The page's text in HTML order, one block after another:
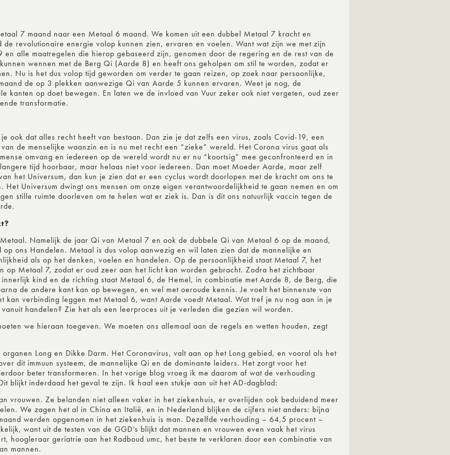
7 maand naar een Metaal 6 maand. We komen uit een dubbel Metaal 7 kracht en
revolutionaire energie volop kunnen zien, ervaren en voelen. Want wat zijn we met zijn
alle maatregelen die hierop gebaseerd zijn, genomen door de regering en de rest van de
wennen met de Berg Qi (Aarde 8) en heeft ons geholpen om stil te worden, zodat er
Nu is het dus volop tijd geworden om verder te gaan reizen, op zoek naar persoonlijke,
de op 3 plekken aanwezige Qi van Aarde 5 kunnen ervaren. Weet je nog, de
kanten op doet bewegen. En laten we de invloed van Vuur zeker ook niet vergeten, oud zeer
transformatie.
ook dat alles recht heeft van bestaan. Dan zie je dat zelfs een virus, zoals Covid-19, een
de menselijke waanzin en is nu met recht een “zieke” wereld. Het Corona virus gaat als
omvang en iedereen op de wereld wordt nu er nu “koortsig” mee geconfronteerd en in
tijd hoorbaar, maar helaas niet voor iedereen. Dan moet Moeder Aarde, maar zelf
het Universum, dan kun je zien dat er een cyclus wordt doorlopen met de kracht om ons te
Universum dwingt ons mensen om onze eigen verantwoordelijkheid te gaan nemen en om
stille ruimte doorleven om te helen wat er ziek is. Dan is dit ons natuurlijk vaccin tegen de
Namelijk de jaar Qi van Metaal 7 en ook de dubbele Qi van Metaal 6 op de maand,
ons Handelen. Metaal is dus volop aanwezig en wil laten zien dat de mannelijke en
als op het denken, voelen en handelen. Op de persoonlijkheid staat Metaal 7, het
op Metaal 7, zodat er oud zeer aan het licht kan worden gebracht. Zodra het zichtbaar
kind en de richting staat Metaal 6, de Hemel, in combinatie met Aarde 8, de Berg, die
de andere kant kan op bewegen, en wel met oeroude kennis. Je voelt het binnenste van
kan verbinding leggen met Metaal 6, want Aarde voedt Metaal. Wat tref je nu nog aan in je
handelen? Zie het als een leerproces uit je verleden die gezien wil worden.
we hieraan toegeven. We moeten ons allemaal aan de regels en wetten houden, zegt
Long en Dikke Darm. Het Coronavirus, valt aan op het Long gebied, en vooral als het
dit immuun systeem, de mannelijke Qi en de dominante leiders. Het zorgt voor het
beter transformeren. In het vorige blog vroeg ik me daarom af wat de verhouding
blijkt inderdaad het geval te zijn. Ik haal een stukje aan uit het AD-dagblad:
vrouwen. Ze belanden niet alleen vaker in het ziekenhuis, er overlijden ook beduidend meer
We zagen het al in China en Italië, en in Nederland blijken de cijfers niet anders: bijna
werden opgenomen in het ziekenhuis is man. Dezelfde verhouding – 64,5 procent –
want uit de testen van de GGD’s blijkt dat mannen en vrouwen even vaak het virus
hoogleraar geriatrie aan het Radboud umc, het beste te verklaren door een combinatie van
mannen.